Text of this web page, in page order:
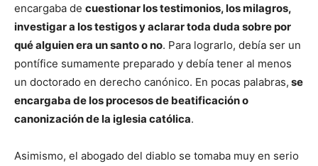
encargaba de cuestionar los testimonios, los milagros,
investigar a los testigos y aclarar toda duda sobre por
qué alguien era un santo o no. Para lograrlo, debía ser un
pontífice sumamente preparado y debía tener al menos
un doctorado en derecho canónico. En pocas palabras, se
encargaba de los procesos de beatificación o
canonización de la iglesia católica.
Asimismo, el abogado del diablo se tomaba muy en serio